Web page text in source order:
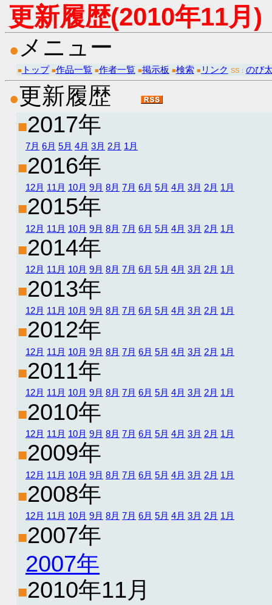
更新履歴(2010年11月)
● メニュー
■ トップ ■作品一覧 ■作者一覧 ■掲示板 ■検索 ■ リンク SS： のび
●更新履歴
■2017年
7月 6月 5月 4月 3月 2月 1月
■2016年
12月 11月 10月 9月 8月 7月 6月 5月 4月 3月 2月 1月
■2015年
12月 11月 10月 9月 8月 7月 6月 5月 4月 3月 2月 1月
■2014年
12月 11月 10月 9月 8月 7月 6月 5月 4月 3月 2月 1月
■2013年
12月 11月 10月 9月 8月 7月 6月 5月 4月 3月 2月 1月
■2012年
12月 11月 10月 9月 8月 7月 6月 5月 4月 3月 2月 1月
■2011年
12月 11月 10月 9月 8月 7月 6月 5月 4月 3月 2月 1月
■2010年
12月 11月 10月 9月 8月 7月 6月 5月 4月 3月 2月 1月
■2009年
12月 11月 10月 9月 8月 7月 6月 5月 4月 3月 2月 1月
■2008年
12月 11月 10月 9月 8月 7月 6月 5月 4月 3月 2月 1月
■2007年
2007年
■2010年11月